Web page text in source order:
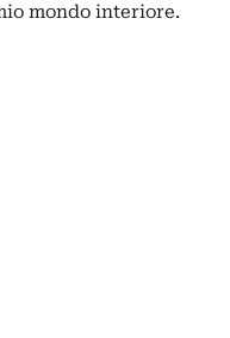
mondo interiore.